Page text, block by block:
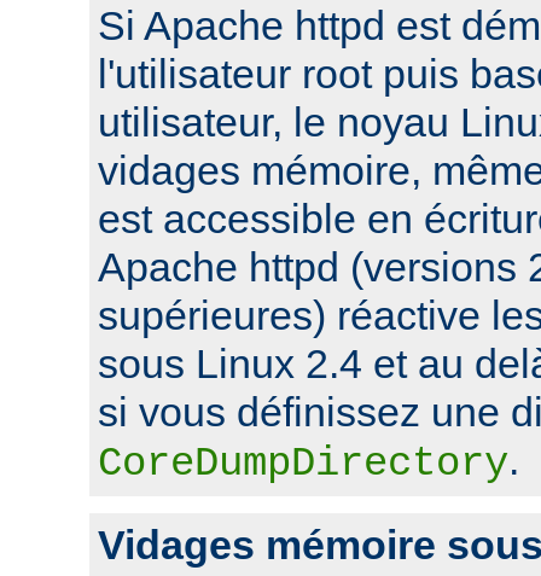
Si Apache httpd est
l'utilisateur root puis
utilisateur, le noyau
vidages mémoire,
est accessible en
Apache httpd (versions
supérieures) réactive
sous Linux 2.4 et au
si vous définissez une
CoreDumpDirectory.
Vidages mémoire